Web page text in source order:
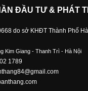
ĐẦU TƯ & PHÁT
do sở KHĐT Thành Phố
Kim Giang - Thanh Trì - Hà Nội
1789